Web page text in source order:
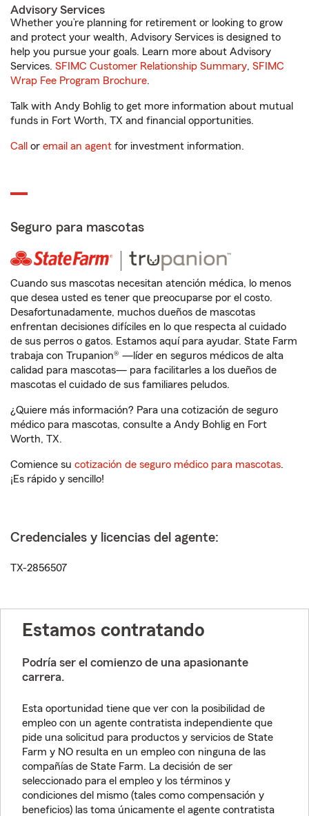
Advisory Services
Whether you’re planning for retirement or looking to grow
and protect your wealth, Advisory Services is designed to
help you pursue your goals. Learn more about Advisory
Services. SFIMC Customer Relationship Summary, SFIMC
Wrap Fee Program Brochure.
Talk with Andy Bohlig to get more information about mutual
funds in Fort Worth, TX and financial opportunities.
Call or email an agent for investment information.
Seguro para mascotas
Cuando sus mascotas necesitan atención médica, lo menos
que desea usted es tener que preocuparse por el costo.
Desafortunadamente, muchos dueños de mascotas
enfrentan decisiones difíciles en lo que respecta al cuidado
de sus perros o gatos. Estamos aquí para ayudar. State Farm
trabaja con Trupanion® —líder en seguros médicos de alta
calidad para mascotas— para facilitarles a los dueños de
mascotas el cuidado de sus familiares peludos.
¿Quiere más información? Para una cotización de seguro
médico para mascotas, consulte a Andy Bohlig en Fort
Worth, TX.
Comience su cotización de seguro médico para mascotas.
¡Es rápido y sencillo!
Credenciales y licencias del agente:
TX-2856507
Estamos contratando
Podría ser el comienzo de una apasionante
carrera.
Esta oportunidad tiene que ver con la posibilidad de
empleo con un agente contratista independiente que
pide una solicitud para productos y servicios de State
Farm y NO resulta en un empleo con ninguna de las
compañías de State Farm. La decisión de ser
seleccionado para el empleo y los términos y
condiciones del mismo (tales como compensación y
beneficios) las toma únicamente el agente contratista